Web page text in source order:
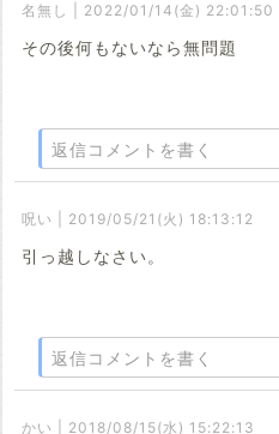
名無し | 2022/01/14(金) 22:01:50
その後何もないなら無問題
返信コメントを書く
呪い | 2019/05/21(火) 18:13:12
引っ越しなさい。
返信コメントを書く
かい | 2018/08/15(水) 15:22:13